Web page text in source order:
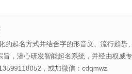
的起名方式并结合字的形音义、流行趋势
旨，潜心研发智能起名系统，并经由权威
，或加微信：cdqmwz